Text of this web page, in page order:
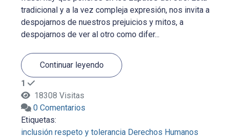
tradicional y a la vez compleja expresión, nos invita a
despojarnos de nuestros prejuicios y mitos, a
despojarnos de ver al otro como difer...
Continuar leyendo
1
18308 Visitas
0 Comentarios
Etiquetas:
inclusión respeto y tolerancia Derechos Humanos